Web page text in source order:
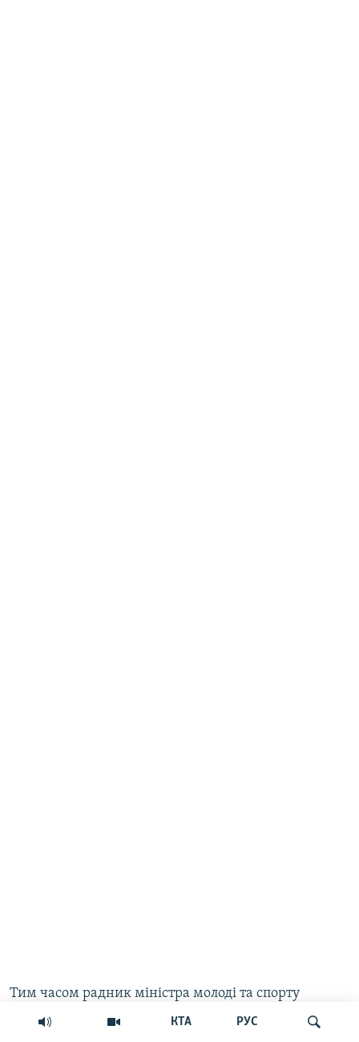
КТА РУС
Тим часом радник міністра молоді та спорту
України
оголосив збір коштів на